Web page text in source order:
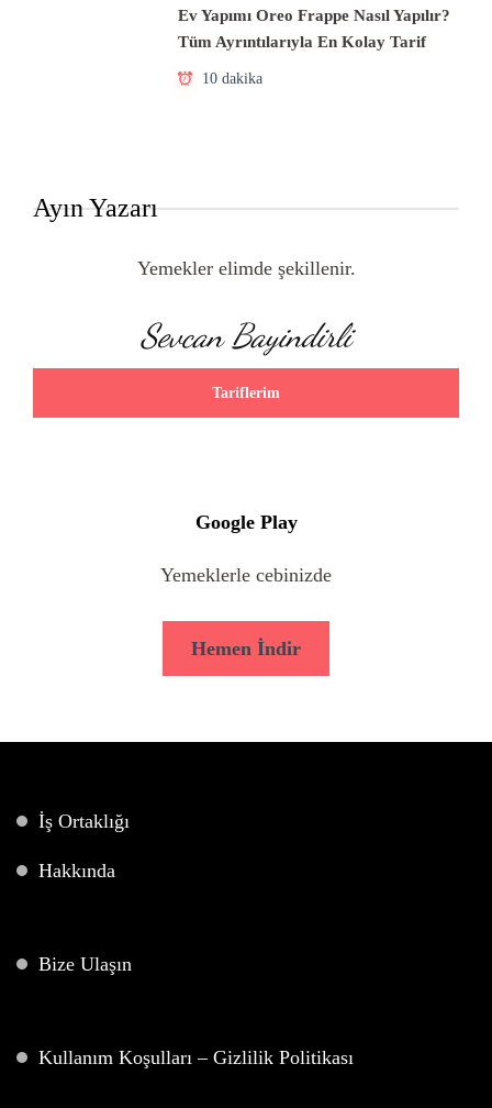
Ev Yapımı Oreo Frappe Nasıl Yapılır?
Tüm Ayrıntılarıyla En Kolay Tarif
10 dakika
Ayın Yazarı
Yemekler elimde şekillenir.
Sevcan Bayindirli
Tariflerim
Google Play
Yemeklerle cebinizde
Hemen İndir
İş Ortaklığı
Hakkında
Bize Ulaşın
Kullanım Koşulları – Gizlilik Politikası